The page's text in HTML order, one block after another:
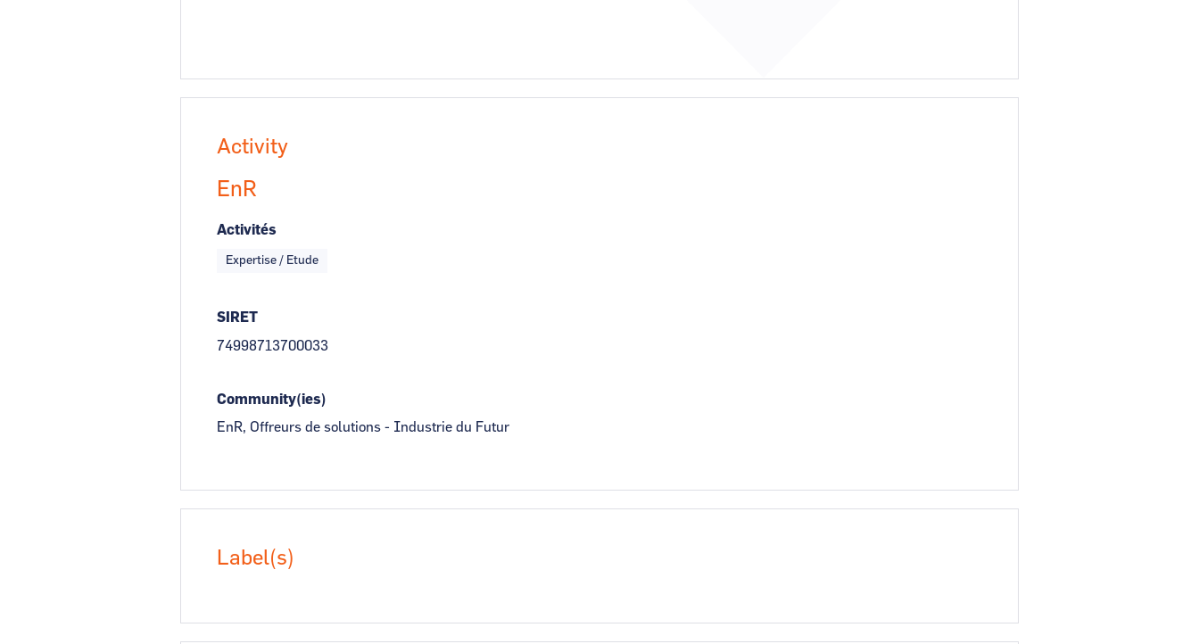
Activity
EnR
Activités
Expertise / Etude
SIRET
74998713700033
Community(ies)
EnR, Offreurs de solutions - Industrie du Futur
Label(s)